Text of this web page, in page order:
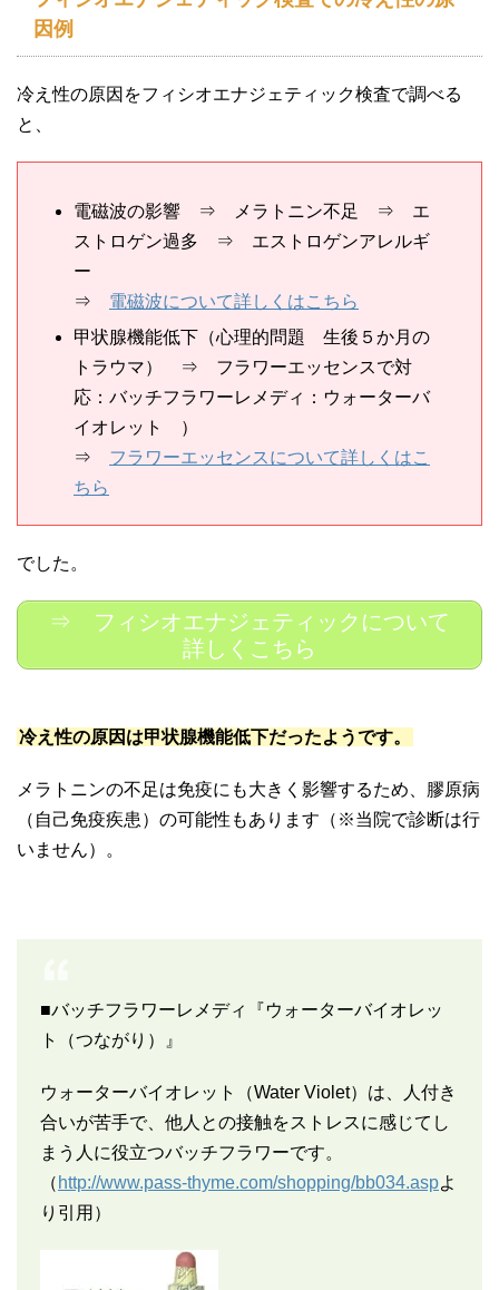
因例
冷え性の原因をフィシオエナジェティック検査で調べる
と、
電磁波の影響 ⇒ メラトニン不足 ⇒ エ
ストロゲン過多 ⇒ エストロゲンアレルギ
ー
⇒ 電磁波について詳しくはこちら
甲状腺機能低下（心理的問題 生後５か月の
トラウマ） ⇒ フラワーエッセンスで対
応：バッチフラワーレメディ：ウォーターバ
イオレット ）
⇒ フラワーエッセンスについて詳しくはこ
ちら
でした。
⇒ フィシオエナジェティックについて
詳しくこちら
冷え性の原因は甲状腺機能低下だったようです。
メラトニンの不足は免疫にも大きく影響するため、膠原病
（自己免疫疾患）の可能性もあります（※当院で診断は行
いません）。
■バッチフラワーレメディ『ウォーターバイオレッ
ト（つながり）』
ウォーターバイオレット（Water Violet）は、人付き
合いが苦手で、他人との接触をストレスに感じてし
まう人に役立つバッチフラワーです。
（ http://www.pass-thyme.com/shopping/bb034.aspよ
り引用）